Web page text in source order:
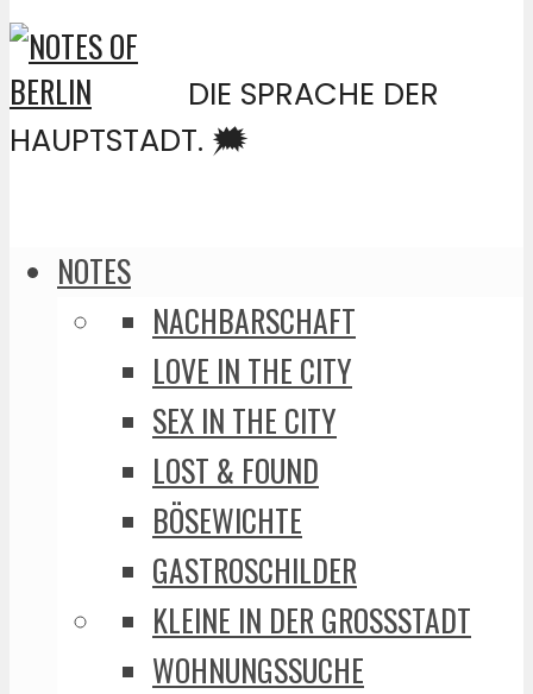
DIE SPRACHE DER
HAUPTSTADT. 🗯️
NOTES
NACHBARSCHAFT
LOVE IN THE CITY
SEX IN THE CITY
LOST & FOUND
BÖSEWICHTE
GASTROSCHILDER
KLEINE IN DER GROSSSTADT
WOHNUNGSSUCHE